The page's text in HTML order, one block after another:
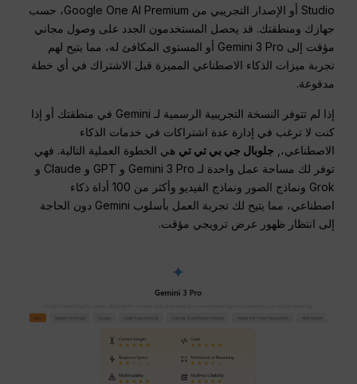
Studio أو الإصدار التجريبي من Google One AI Premium، حسب
جهازك ومنطقتك. قد يحصل المستخدمون الجدد على وصول مجاني
مؤقت إلى Gemini 3 Pro أو المستوى المكافئ له، مما يتيح لهم
تجربة ميزات الذكاء الاصطناعي المميزة قبل الاشتراك في أي خطة
مدفوعة.
إذا لم تتوفر النسخة التجريبية الرسمية لـ Gemini في منطقتك أو إذا
كنت لا ترغب في إدارة عدة اشتراكات في خدمات الذكاء
الاصطناعي،, جلوبال جي بي تي تي هي الخطوة العملية التالية. فهي
توفر لك مساحة عمل واحدة لـ Gemini 3 Pro و GPT و Claude و
Grok ونماذج الصور ونماذج الفيديو وأكثر من 100 أداة ذكاء
اصطناعي، مما يتيح لك تجربة العمل بأسلوب Gemini دون الحاجة
إلى انتظار ظهور عرض ترويجي مؤقت.